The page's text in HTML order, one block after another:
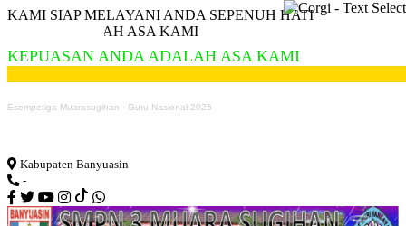
KAMI SIAP MELAYANI ANDA SEPENUH HATI
KEPUASAN ANDA ADALAH ASA KAMI
Esempetiga Muarasugihan · Guru Nasional 2025
Kabupaten Banyuasin
-